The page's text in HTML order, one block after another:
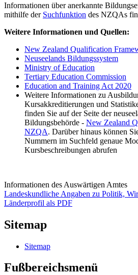
Informationen über anerkannte
mithilfe der Suchfunktion des NZQAs
Weitere Informationen und Quellen:
New Zealand Qualification
Neuseelands Bildungssystem
Ministry of Education
Tertiary Education Commission
Education and Training Act 2020
Weitere Informationen zu
Kursakkreditierungen und
finden Sie auf der Seite der
Bildungsbehörde - New Zealand
NZQA. Darüber hinaus können
Nummern im Suchfeld genaue
Kursbeschreibungen abrufen
Informationen des Auswärtigen Amtes
Landeskundliche Angaben zu Politik,
Länderprofil als PDF
Sitemap
Sitemap
Fußbereichsmenü